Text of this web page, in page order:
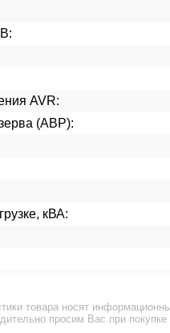
AVR:
(АВР):
кВА:
товара носят
просим Вас при